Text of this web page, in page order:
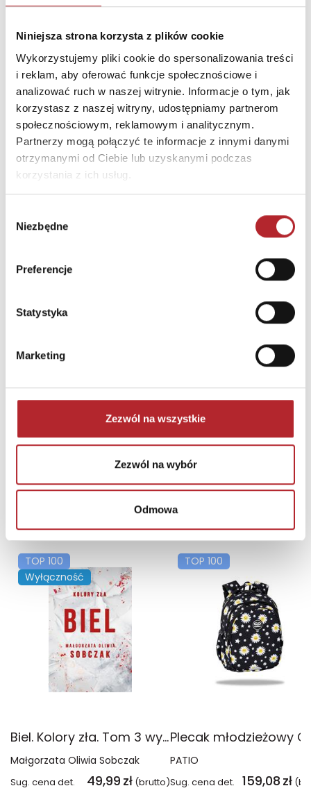
Niniejsza strona korzysta z plików cookie
Wykorzystujemy pliki cookie do spersonalizowania treści
i reklam, aby oferować funkcje społecznościowe i
analizować ruch w naszej witrynie. Informacje o tym, jak
korzystasz z naszej witryny, udostępniamy partnerom
społecznościowym, reklamowym i analitycznym.
Partnerzy mogą połączyć te informacje z innymi danymi
otrzymanymi od Ciebie lub uzyskanymi podczas
korzystania z ich usług.
zgody
Niezbędne
Preferencje
Statystyka
Marketing
Zezwól na wszystkie
Zezwól na wybór
Odmowa
Nazwa
MAKSIK SPÓŁKA Z
ODPOWIEDZIALNOŚCIĄ
Ulica
ul. Nakielska 35
Kod pocztowy
42-600
Miasto
Tarnowskie Góry
E-mail
biuro@maksik.pl
Puzzle 24 Moto Traktor CzuCzu
Sug. cena det. 69,90zł(brutto)
NAJCZĘŚCIEJ KUPOWANE
TOP 100
Wyłączność
Biel. Kolory zła. Tom 3 wyd. 2025
Małgorzata Oliwia Sobczak
Sug. cena det. 49,99 zł (brutto)
TOP 100
PATIO
Sug. cena det. 159,08 zł